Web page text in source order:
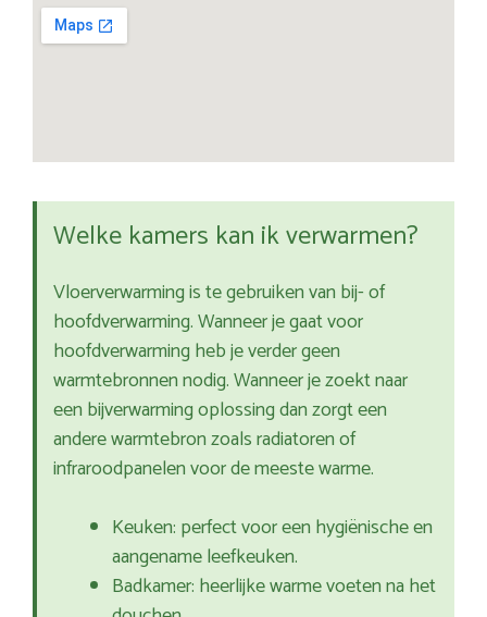
Welke kamers kan ik verwarmen?
Vloerverwarming is te gebruiken van bij- of
hoofdverwarming. Wanneer je gaat voor
hoofdverwarming heb je verder geen
warmtebronnen nodig. Wanneer je zoekt naar
een bijverwarming oplossing dan zorgt een
andere warmtebron zoals radiatoren of
infraroodpanelen voor de meeste warme.
Keuken: perfect voor een hygiënische en
aangename leefkeuken.
Badkamer: heerlijke warme voeten na het